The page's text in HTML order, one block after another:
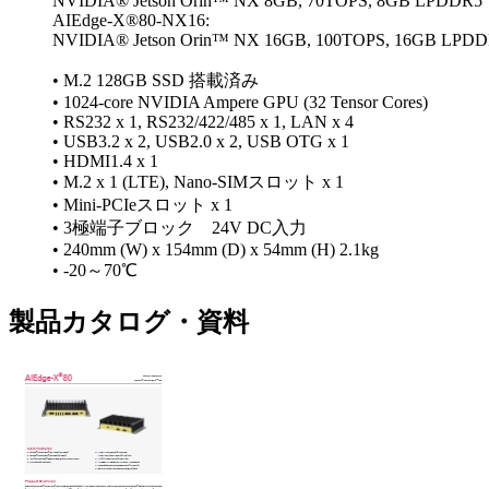
AIEdge-X®80-NX16:
NVIDIA® Jetson Orin™ NX 16GB, 100TOPS, 16GB
• M.2 128GB SSD 搭載済み
• 1024-core NVIDIA Ampere GPU (32 Tensor Cores)
• RS232 x 1, RS232/422/485 x 1, LAN x 4
• USB3.2 x 2, USB2.0 x 2, USB OTG x 1
• HDMI1.4 x 1
• M.2 x 1 (LTE), Nano-SIMスロット x 1
• Mini-PCIeスロット x 1
• 3極端子ブロック 24V DC入力
• 240mm (W) x 154mm (D) x 54mm (H) 2.1kg
• -20～70℃
製品カタログ・資料